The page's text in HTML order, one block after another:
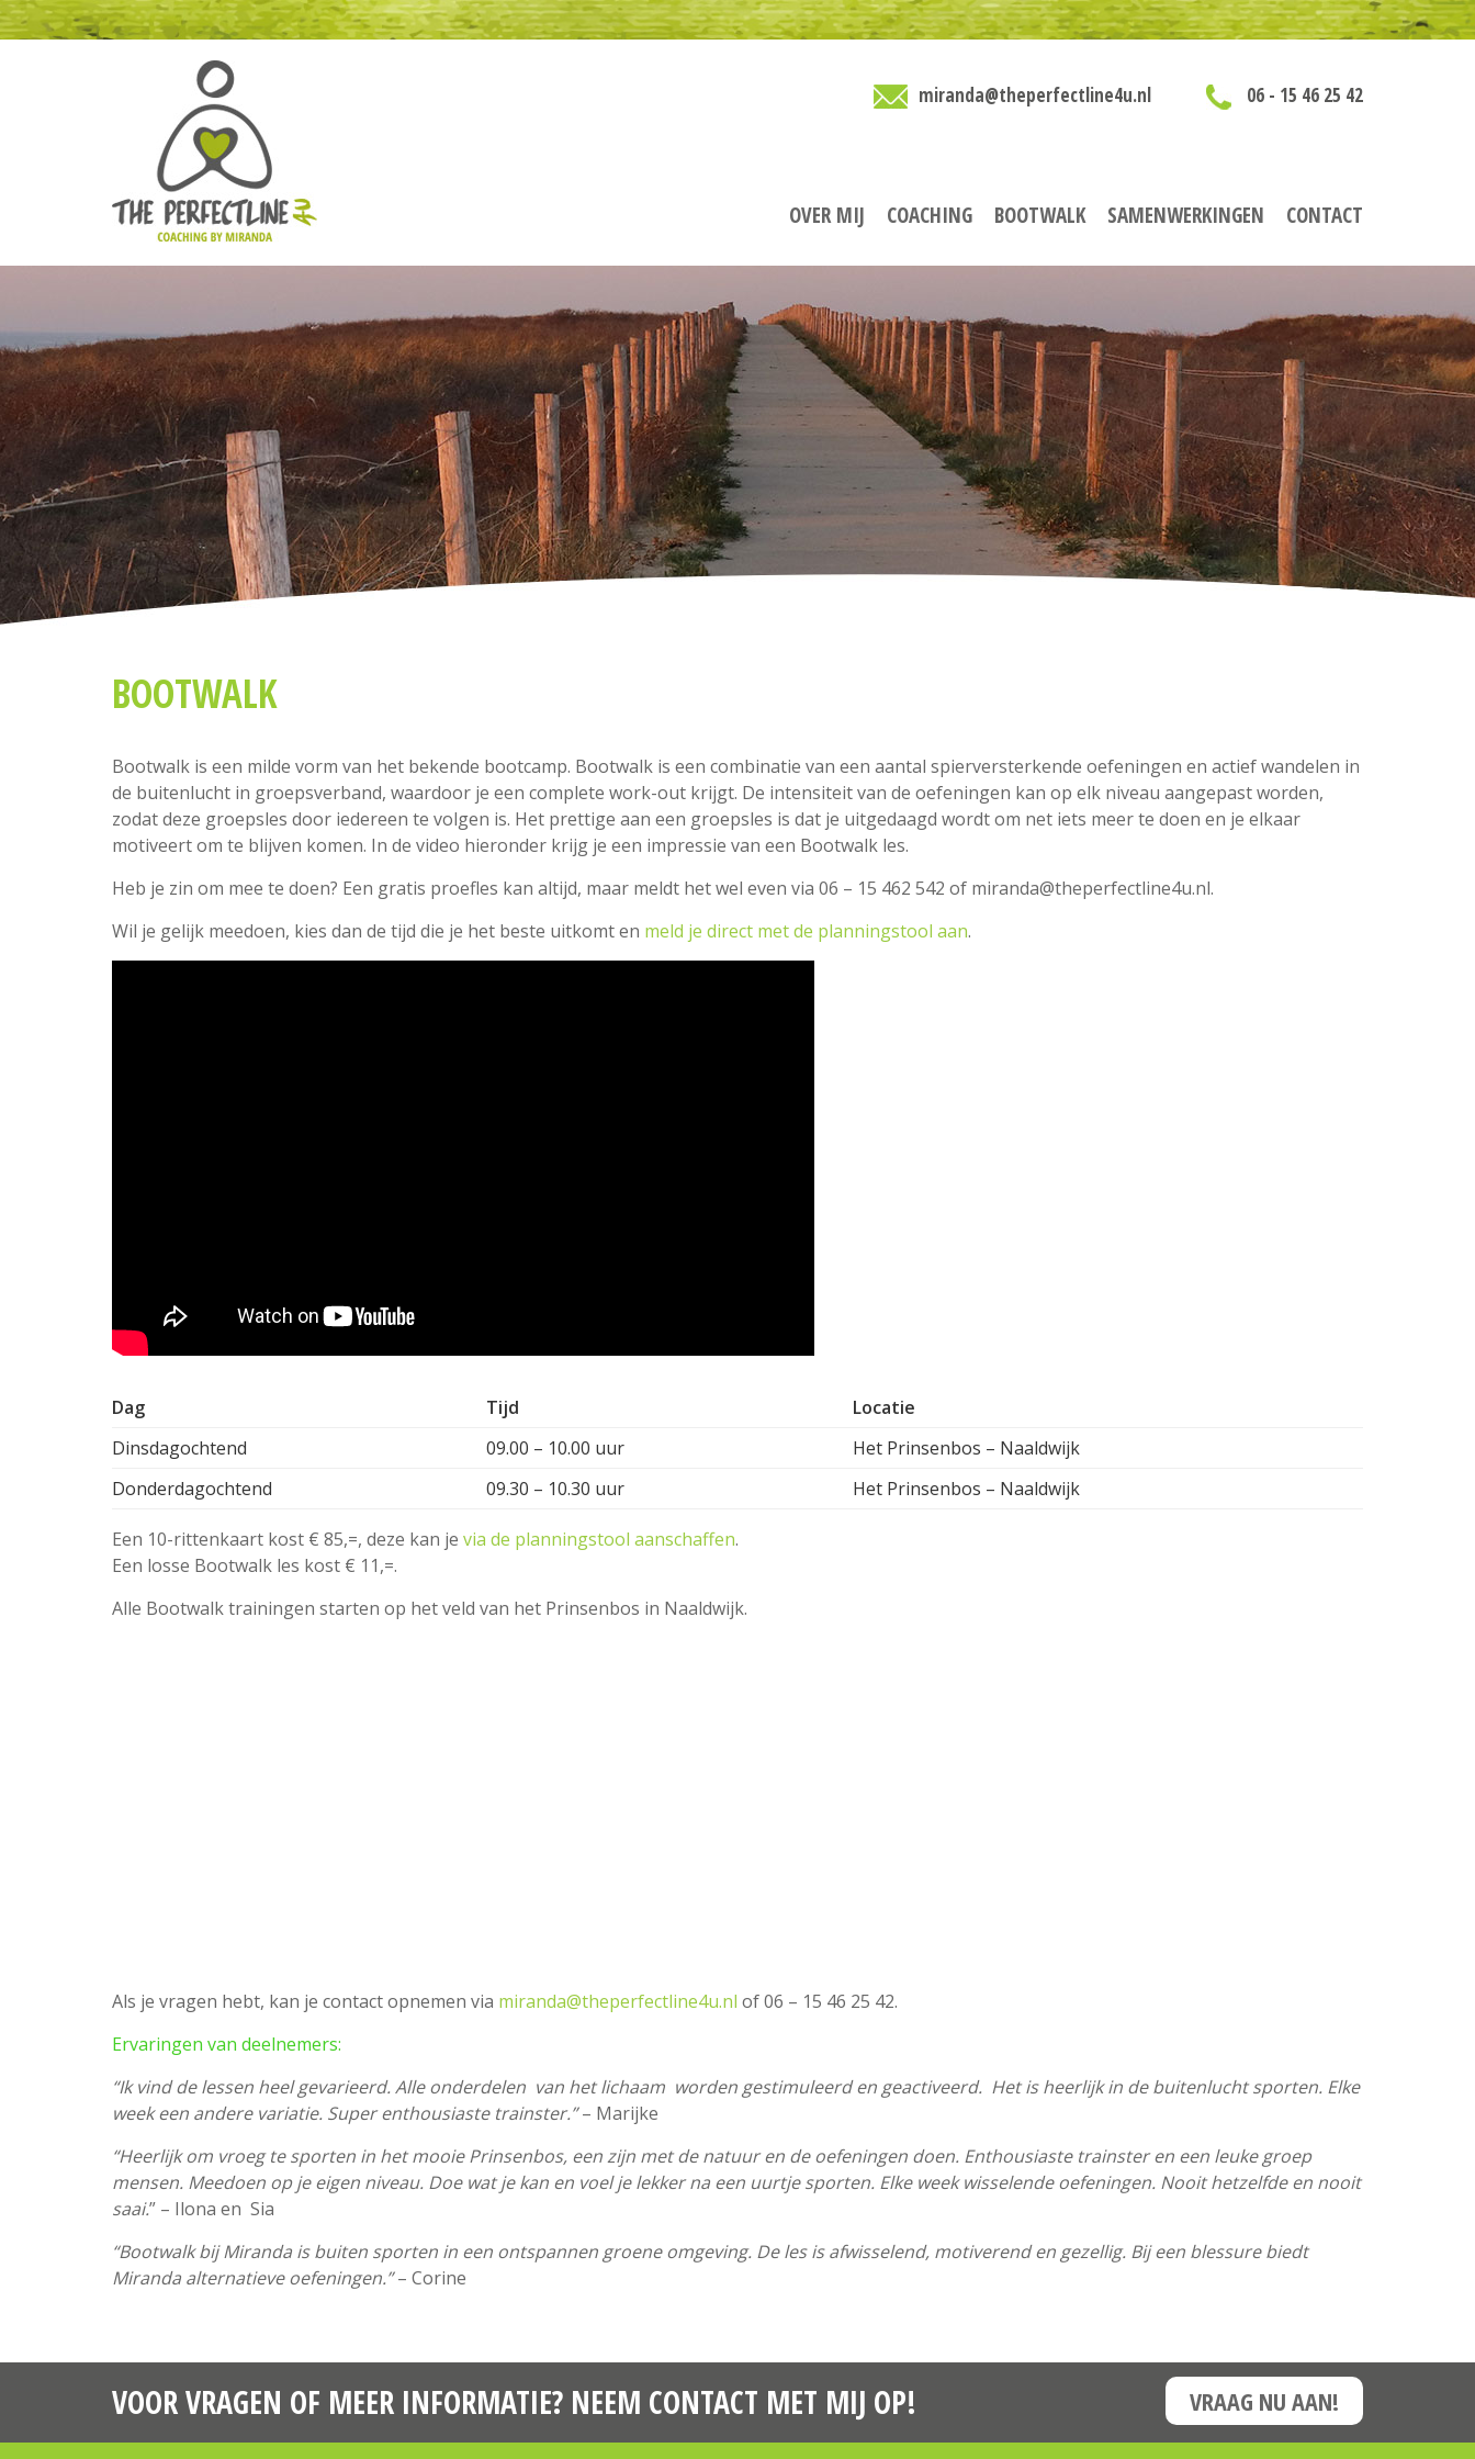
miranda@theperfectline4u.nl 06 - 15 46 25 42
OVER MIJ COACHING BOOTWALK SAMENWERKINGEN CONTACT
BOOTWALK
Bootwalk is een milde vorm van het bekende bootcamp. Bootwalk is een combinatie van een aantal spierversterkende oefeningen en actief wandelen in
de buitenlucht in groepsverband, waardoor je een complete work-out krijgt. De intensiteit van de oefeningen kan op elk niveau aangepast worden,
zodat deze groepsles door iedereen te volgen is. Het prettige aan een groepsles is dat je uitgedaagd wordt om net iets meer te doen en je elkaar
motiveert om te blijven komen. In de video hieronder krijg je een impressie van een Bootwalk les.
Heb je zin om mee te doen? Een gratis proefles kan altijd, maar meldt het wel even via 06 – 15 462 542 of miranda@theperfectline4u.nl.
Wil je gelijk meedoen, kies dan de tijd die je het beste uitkomt en meld je direct met de planningstool aan.
Dag Tijd
Locatie
Dinsdagochtend
09.00 – 10.00 uur
Het Prinsenbos – Naaldwijk
Donderdagochtend
09.30 – 10.30 uur Het Prinsenbos – Naaldwijk
Een 10-rittenkaart kost € 85,=, deze kan je via de planningstool aanschaffen.
Een losse Bootwalk les kost € 11,=.
Alle Bootwalk trainingen starten op het veld van het Prinsenbos in Naaldwijk.
Als je vragen hebt, kan je contact opnemen via miranda@theperfectline4u.nl of 06 – 15 46 25 42.
Ervaringen van deelnemers:
“Ik vind de lessen heel gevarieerd. Alle onderdelen van het lichaam worden gestimuleerd en geactiveerd. Het is heerlijk in de buitenlucht sporten. Elke
week een andere variatie. Super enthousiaste trainster.”– Marijke
“Heerlijk om vroeg te sporten in het mooie Prinsenbos, een zijn met de natuur en de oefeningen doen. Enthousiaste trainster en een leuke groep
mensen. Meedoen op je eigen niveau. Doe wat je kan en voel je lekker na een uurtje sporten. Elke week wisselende oefeningen. Nooit hetzelfde en nooit
saai.” – Ilona en Sia
“Bootwalk bij Miranda is buiten sporten in een ontspannen groene omgeving. De les is afwisselend, motiverend en gezellig. Bij een blessure biedt
Miranda alternatieve oefeningen.”– Corine
VOOR VRAGEN OF MEER INFORMATIE? NEEM CONTACT MET MIJ OP! VRAAG NU AAN!